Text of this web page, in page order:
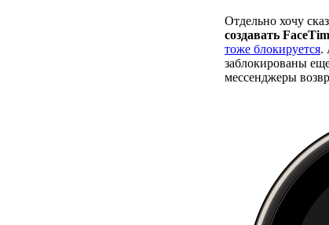
Отдельно хочу
создавать
тоже блокируется.
заблокированы
мессенджеры